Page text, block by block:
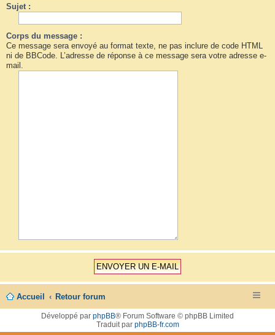
Sujet :
Corps du message :
Ce message sera envoyé au format texte, ne pas inclure de code HTML
ni de BBCode. L’adresse de réponse à ce message sera votre adresse e-
mail.
Accueil Retour forum
Développé par phpBB® Forum Software © phpBB Limited
Traduit par phpBB-fr.com